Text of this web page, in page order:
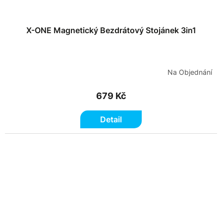
X-ONE Magnetický Bezdrátový Stojánek 3in1
Na Objednání
679 Kč
Detail